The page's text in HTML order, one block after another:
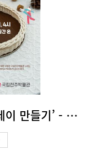
라탄공예 ‘라탄 월넛 트레이 만들기’ - 16시(성인)